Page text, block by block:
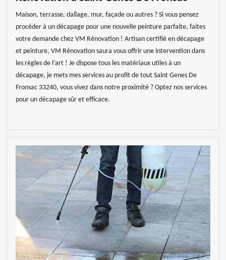
Maison, terrasse, dallage, mur, façade ou autres ? Si vous pensez
procéder à un décapage pour une nouvelle peinture parfaite, faites
votre demande chez VM Rénovation ! Artisan certifié en décapage
et peinture, VM Rénovation saura vous offrir une intervention dans
les règles de l’art ! Je dispose tous les matériaux utiles à un
décapage, je mets mes services au profit de tout Saint Genes De
Fronsac 33240, vous vivez dans notre proximité ? Optez nos services
pour un décapage sûr et efficace.